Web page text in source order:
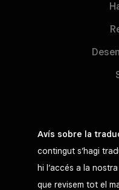
Avís sobre la
contingut s’hagi
hi l’accés a la
que revisem tot el